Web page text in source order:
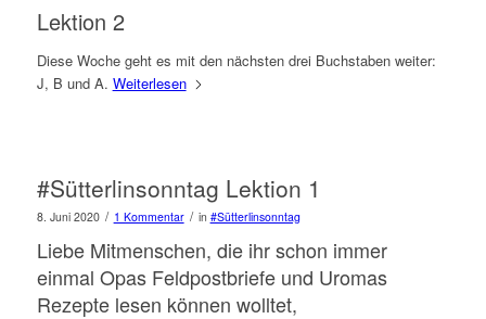
Lektion 2
Diese Woche geht es mit den nächsten drei Buchstaben weiter:
J, B und A. Weiterlesen
#Sütterlinsonntag Lektion 1
8. Juni 2020 / 1 Kommentar / in #Sütterlinsonntag
Liebe Mitmenschen, die ihr schon immer
einmal Opas Feldpostbriefe und Uromas
Rezepte lesen können wolltet,